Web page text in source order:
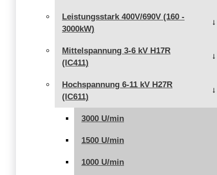
Leistungsstark 400V/690V (160 -
3000kW)
Mittelspannung 3-6 kV H17R
(IC411)
Hochspannung 6-11 kV H27R
(IC611)
3000 U/min
1500 U/min
1000 U/min